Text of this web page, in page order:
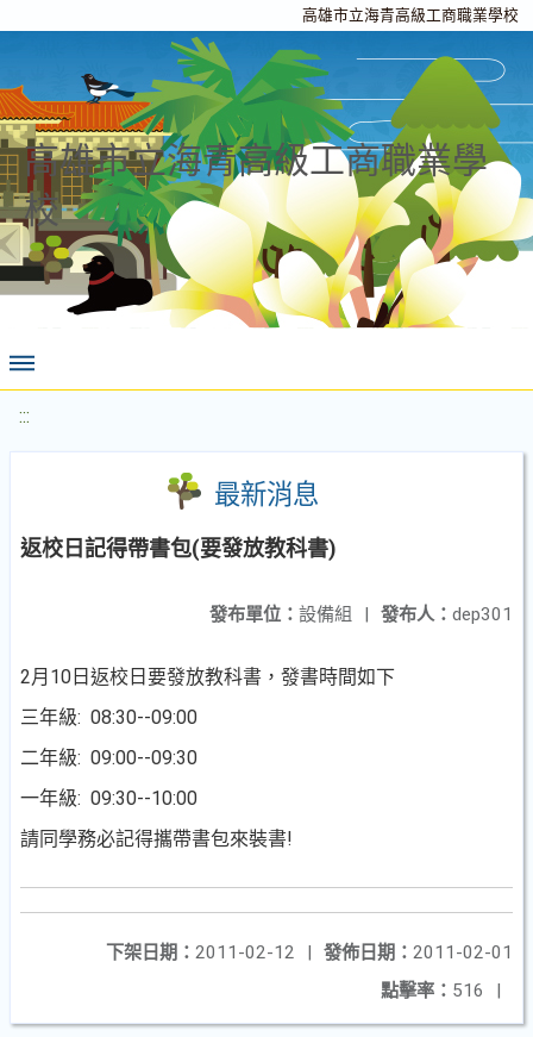
高雄市立海青高級工商職業學校
高雄市立海青高級工商職業學
校
:::
最新消息
返校日記得帶書包(要發放教科書)
發布人： dep301
發布單位： 設備組 |
2月10日返校日要發放教科書，發書時間如下
三年級: 08:30--09:00
二年級: 09:00--09:30
一年級: 09:30--10:00
請同學務必記得攜帶書包來裝書!
發佈日期： 2011-02-01
下架日期： 2011-02-12
|
點擊率： 516 |